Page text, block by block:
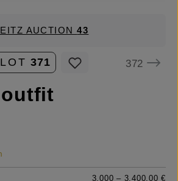
AUCTION43
LOT 371 372
outfit
3.000 – 3.400,00 €